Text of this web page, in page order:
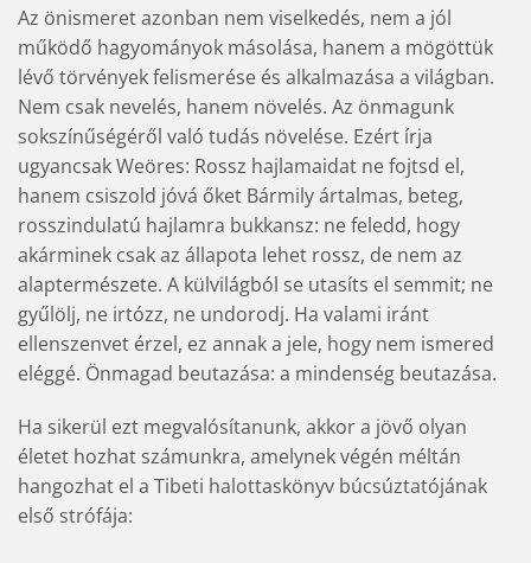
Az önismeret azonban nem viselkedés, nem a jól
működő hagyományok másolása, hanem a mögöttük
lévő törvények felismerése és alkalmazása a világban.
Nem csak nevelés, hanem növelés. Az önmagunk
sokszínűségéről való tudás növelése. Ezért írja
ugyancsak Weöres: Rossz hajlamaidat ne fojtsd el,
hanem csiszold jóvá őket Bármily ártalmas, beteg,
rosszindulatú hajlamra bukkansz: ne feledd, hogy
akárminek csak az állapota lehet rossz, de nem az
alaptermészete. A külvilágból se utasíts el semmit; ne
gyűlölj, ne irtózz, ne undorodj. Ha valami iránt
ellenszenvet érzel, ez annak a jele, hogy nem ismered
eléggé. Önmagad beutazása: a mindenség beutazása.
Ha sikerül ezt megvalósítanunk, akkor a jövő olyan
életet hozhat számunkra, amelynek végén méltán
hangozhat el a Tibeti halottaskönyv búcsúztatójának
első strófája: